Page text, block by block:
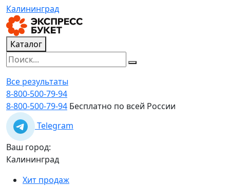
Калининград
Каталог
Все результаты
8-800-500-79-94
8-800-500-79-94 Бесплатно по всей России
Telegram
Ваш город:
Калининград
Хит продаж